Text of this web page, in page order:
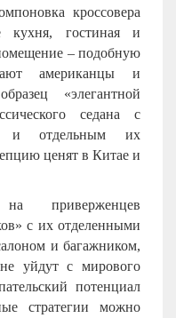
кроссовера
кухня, гостиная и
– подобную
американцы и
«элегантной
седана с
и отдельным их
ценят в Китае и
приверженцев
с их отделенными
и багажником,
не уйдут с мирового
потенциал
стратегии можно